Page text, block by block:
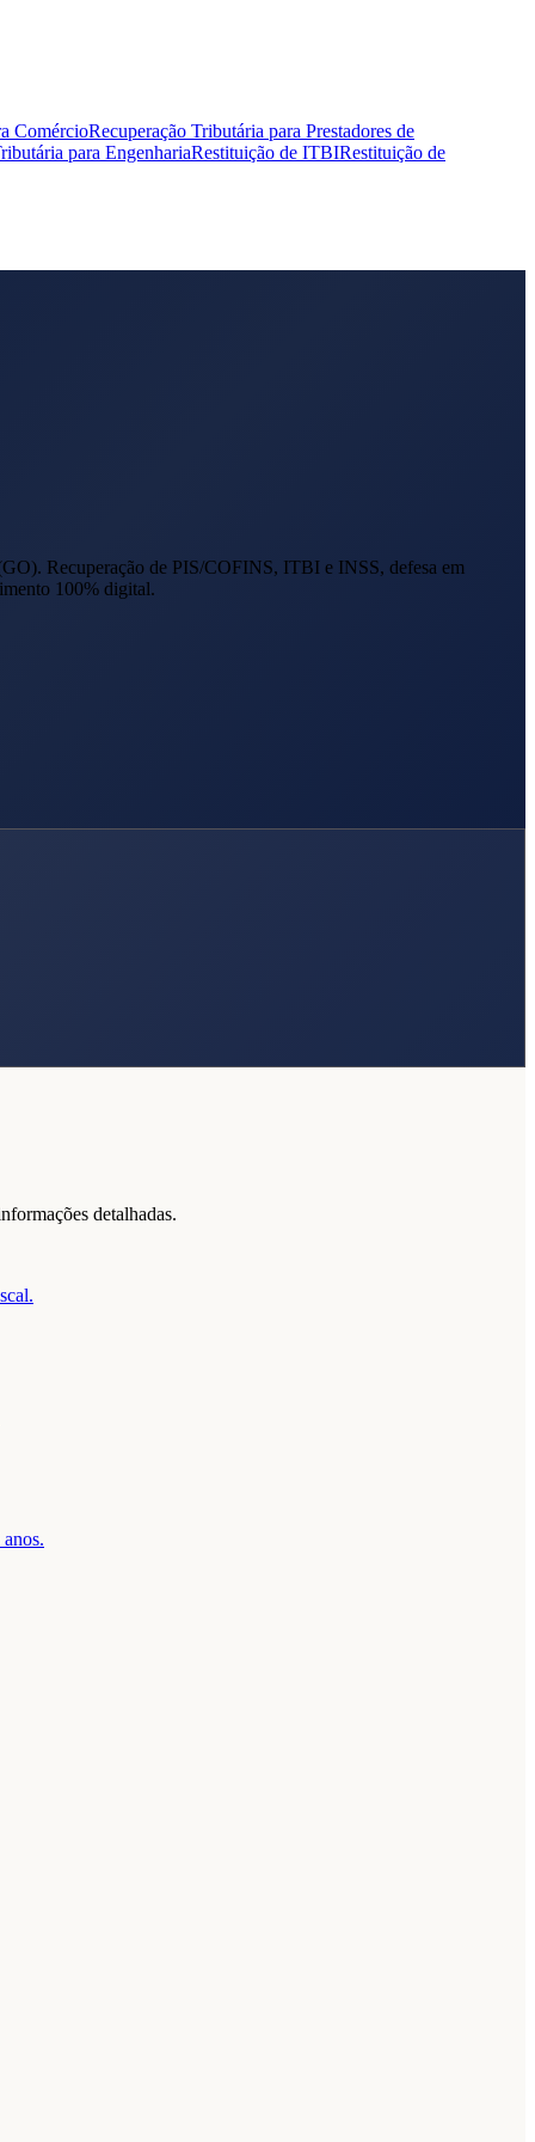
ComércioRecuperação Tributária para Prestadores de
para EngenhariaRestituição de ITBIRestituição de
GO). Recuperação de PIS/COFINS, ITBI e INSS, defesa em
100% digital.
detalhadas.